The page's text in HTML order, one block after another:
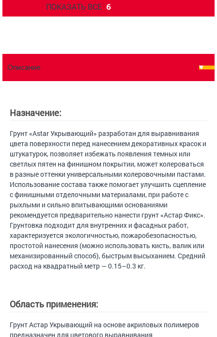
ПОКАЗАТЬ ВСЕ 6
Описание
Назначение:
Грунт «Astar Укрывающий» разработан для выравнивания
цвета поверхности перед нанесением декоративных красок и
штукатурок, позволяет избежать появления темных или
светлых пятен на финишном покрытии, может колероваться
в разные оттенки универсальными колеровочными пастами.
Использование состава также помогает улучшить сцепление
с финишными отделочными материалами, при работе с
рыхлыми и сильно впитывающими основаниями
рекомендуется предварительно нанести грунт «Астар Фикс».
Грунтовка подходит для внутренних и фасадных работ,
характеризуется экологичностью, пожаробезопасностью,
простотой нанесения (можно использовать кисть, валик или
механизированный способ), быстрым высыханием. Средний
расход на квадратный метр — 0.15–0.3 кг.
Область применения:
Грунт Астар Укрывающий на основе акриловых полимеров
предназначен для цветового выравнивания